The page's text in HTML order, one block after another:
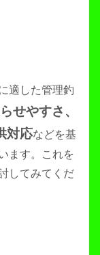
適した管理釣
せやすさ、
対応などを基
ます。これを
してみてくだ